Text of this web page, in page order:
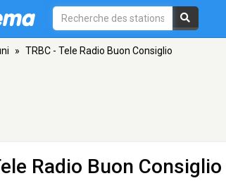
» TRBC - Tele Radio Buon Consiglio
Radio Buon Consiglio